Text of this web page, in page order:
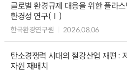
글로벌 환경규제 대응을 위한 플라
환경성 연구(Ⅰ)
한국환경연구원 2026.08.06
탄소경쟁력 시대의 철강산업 재편 :
자원 재배치